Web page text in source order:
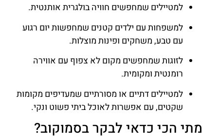
למטיילים שמחפשים חוויה בולגרית אותנטית.
למשפחות עם ילדים קטנים שמחפשות יום רגוע
עם טבע, משחקים ופינות מוצלות.
לזוגות שמחפשים מקום לא צפוף עם אווירה
רומנטית ומקומית.
למטיילים דתיים או מסורתיים שמעדיפים מקומות
שקטים, עם אפשרות לאוכל ביתי פשוט ונקי.
מתי הכי כדאי לבקר בסמוקוב?